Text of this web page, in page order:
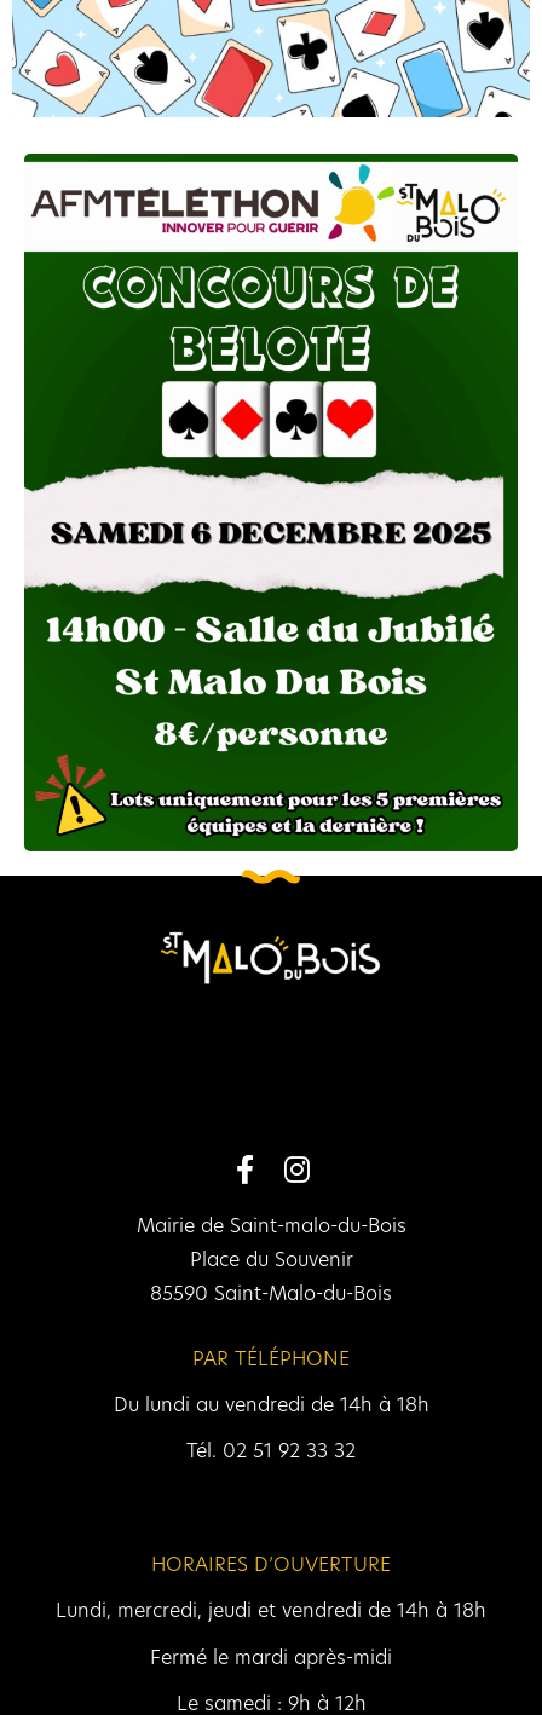
Mairie de Saint-malo-du-Bois
Place du Souvenir
85590 Saint-Malo-du-Bois
PAR TÉLÉPHONE
Du lundi au vendredi de 14h à 18h
Tél. 02 51 92 33 32
HORAIRES D’OUVERTURE
Lundi, mercredi, jeudi et vendredi de 14h à 18h
Fermé le mardi après-midi
Le samedi : 9h à 12h